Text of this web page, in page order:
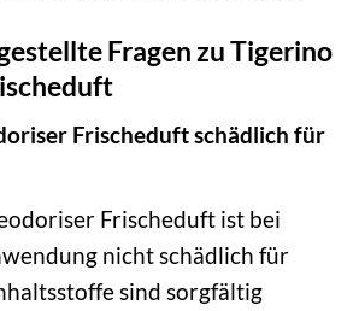
Fragen zu Tigerino
Frischeduft schädlich für
Frischeduft ist bei
nicht schädlich für
sind sorgfältig